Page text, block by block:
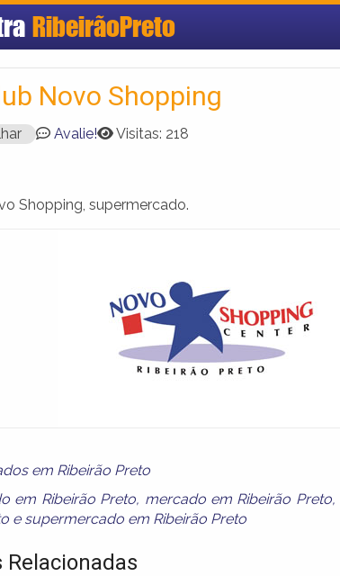
RibeirãoPreto
Novo Shopping
Avalie! Visitas: 218
Shopping, supermercado.
em Ribeirão Preto
em Ribeirão Preto, mercado em Ribeirão Preto,
e supermercado em Ribeirão Preto
Relacionadas